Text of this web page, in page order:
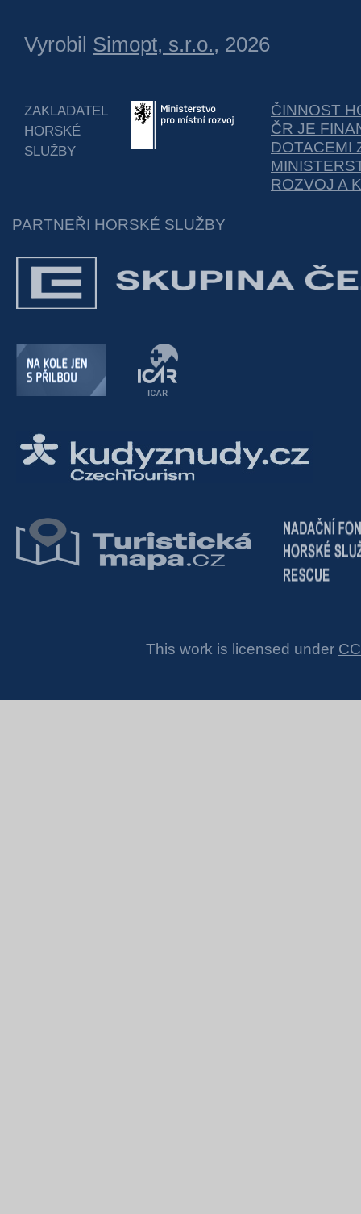
Vyrobil Simopt, s.r.o., 2026
ZAKLADATEL
HORSKÉ
SLUŽBY
ČINNOST
ČR JE
DOTACEMI
ROZVOJ A
PARTNEŘI HORSKÉ SLUŽBY
This work is licensed under